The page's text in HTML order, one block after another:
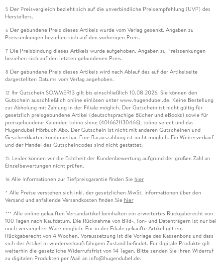
5 Der Preisvergleich bezieht sich auf die unverbindliche Preisempfehlung (UVP) des
Herstellers.
6 Der gebundene Preis dieses Artikels wurde vom Verlag gesenkt. Angaben zu
Preissenkungen beziehen sich auf den vorherigen Preis.
7 Die Preisbindung dieses Artikels wurde aufgehoben. Angaben zu Preissenkungen
beziehen sich auf den letzten gebundenen Preis.
8 Der gebundene Preis dieses Artikels wird nach Ablauf des auf der Artikelseite
dargestellten Datums vom Verlag angehoben.
12 Ihr Gutschein SOMMER13 gilt bis einschließlich 10.08.2026. Sie können den
Gutschein ausschließlich online einlösen unter www.hugendubel.de. Keine Bestellung
zur Abholung mit Zahlung in der Filiale möglich. Der Gutschein ist nicht gültig für
gesetzlich preisgebundene Artikel (deutschsprachige Bücher und eBooks) sowie für
preisgebundene Kalender, tolino shine (4016621130466), tolino select und das
Hugendubel Hörbuch Abo. Der Gutschein ist nicht mit anderen Gutscheinen und
Geschenkkarten kombinierbar. Eine Barauszahlung ist nicht möglich. Ein Weiterverkauf
und der Handel des Gutscheincodes sind nicht gestattet.
15 Leider können wir die Echtheit der Kundenbewertung aufgrund der großen Zahl an
Einzelbewertungen nicht prüfen.
16 Alle Informationen zur Tiefpreisgarantie finden Sie hier
* Alle Preise verstehen sich inkl. der gesetzlichen MwSt. Informationen über den
Versand und anfallende Versandkosten finden Sie hier
*** Alle online gekauften Versandartikel beinhalten ein erweitertes Rückgaberecht von
100 Tagen nach Kaufdatum. Die Rücknahme von Bild-, Ton- und Datenträgern ist nur bei
noch versiegelter Ware möglich. Für in der Filiale gekaufte Artikel gilt ein
Rückgaberecht von 4 Wochen. Voraussetzung ist die Vorlage des Kassenbons und dass
sich der Artikel in wiederverkaufsfähigem Zustand befindet. Für digitale Produkte gilt
weiterhin die gesetzliche Widerrufsfrist von 14 Tagen. Bitte senden Sie Ihren Widerruf
zu digitalen Produkten per Mail an info@hugendubel.de.